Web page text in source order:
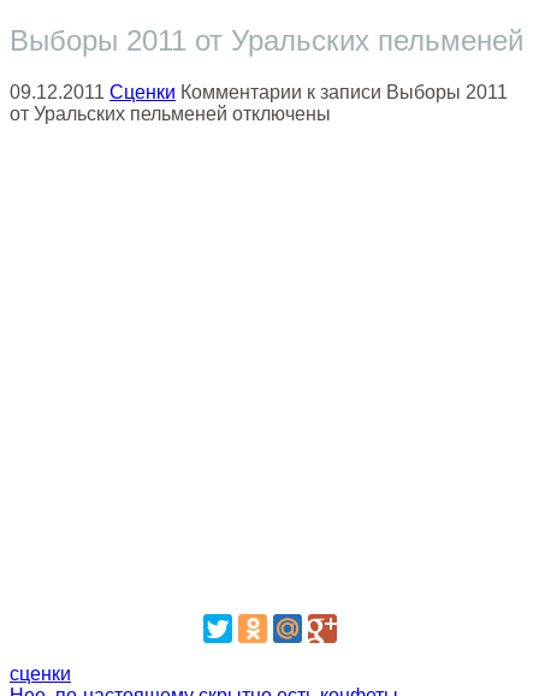
Выборы 2011 от Уральских пельменей
09.12.2011 Сценки Комментарии к записи Выборы 2011
от Уральских пельменей отключены
сценки